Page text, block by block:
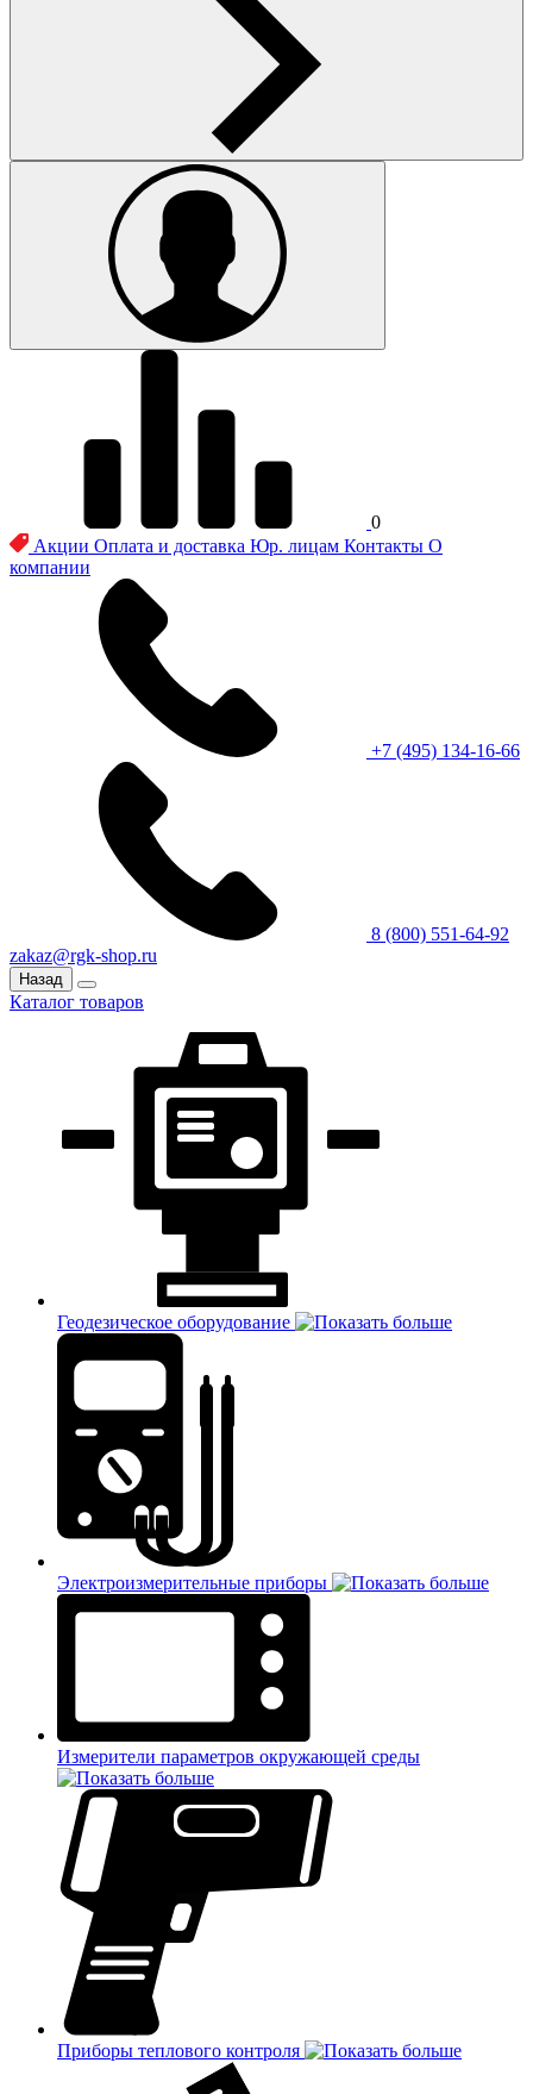
0
Акции Оплата и доставка Юр. лицам Контакты О
компании
+7 (495) 134-16-66
8 (800) 551-64-92
zakaz@rgk-shop.ru
Назад
Каталог товаров
Геодезическое оборудование
Электроизмерительные приборы
Измерители параметров окружающей среды
Приборы теплового контроля